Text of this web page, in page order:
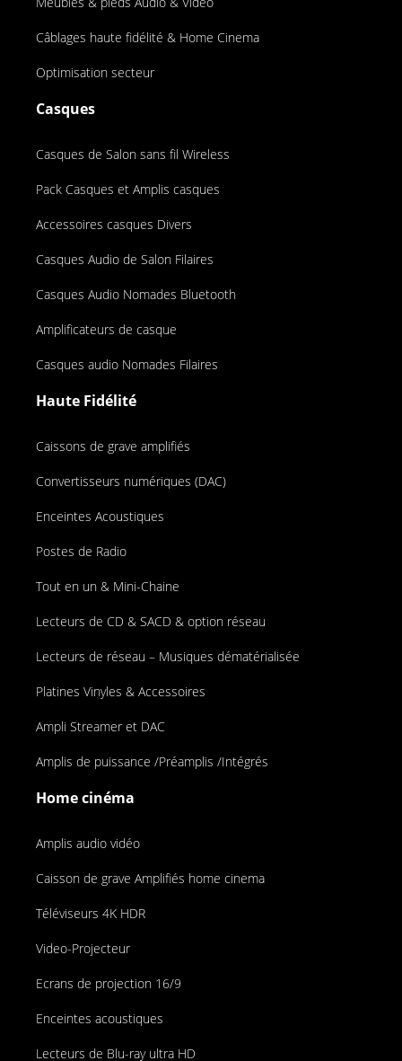
Câblages haute fidélité & Home Cinema
Optimisation secteur
Casques
Casques de Salon sans fil Wireless
Pack Casques et Amplis casques
Accessoires casques Divers
Casques Audio de Salon Filaires
Casques Audio Nomades Bluetooth
Amplificateurs de casque
Casques audio Nomades Filaires
Haute Fidélité
Caissons de grave amplifiés
Convertisseurs numériques (DAC)
Enceintes Acoustiques
Postes de Radio
Tout en un & Mini-Chaine
Lecteurs de CD & SACD & option réseau
Lecteurs de réseau – Musiques dématérialisée
Platines Vinyles & Accessoires
Ampli Streamer et DAC
Amplis de puissance /Préamplis /Intégrés
Home cinéma
Amplis audio vidéo
Caisson de grave Amplifiés home cinema
Téléviseurs 4K HDR
Video-Projecteur
Ecrans de projection 16/9
Enceintes acoustiques
Lecteurs de Blu-ray ultra HD